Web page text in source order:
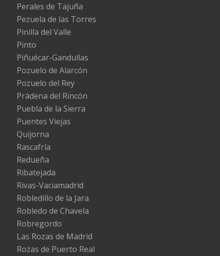
Perales de Tajuña
Pezuela de las Torres
Pinilla del Valle
Pinto
Piñuécar-Gandullas
Pozuelo de Alarcón
Pozuelo del Rey
Prádena del Rincón
Puebla de la Sierra
Puentes Viejas
Quijorna
Rascafría
Redueña
Ribatejada
Rivas-Vaciamadrid
Robledillo de la Jara
Robledo de Chavela
Robregordo
Las Rozas de Madrid
Rozas de Puerto Real